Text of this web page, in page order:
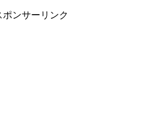
ポンサーリンク